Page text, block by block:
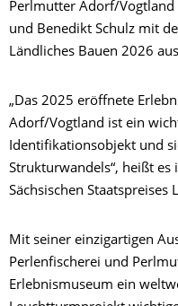
Perlmutter Adorf/Vogtland
und Benedikt Schulz mit
Ländliches Bauen 2026
„Das 2025 eröffnete
Adorf/Vogtland ist ein
Identifikationsobjekt und
Strukturwandels“, heißt es
Sächsischen Staatspreises
Mit seiner einzigartigen
Perlenfischerei und
Erlebnismuseum ein